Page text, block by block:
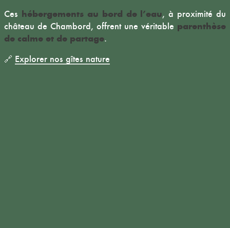
Ces hébergements au bord de l’eau, à proximité du
château de Chambord, offrent une véritable parenthèse
de calme et de partage.
🔗 Explorer nos gîtes nature